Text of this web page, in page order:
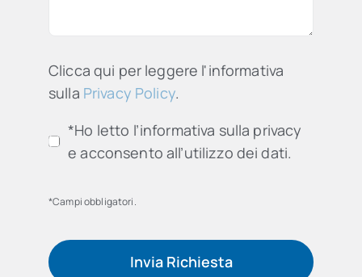
Clicca qui per leggere l'informativa
sulla Privacy Policy.
*Ho letto l’informativa sulla privacy
e acconsento all’utilizzo dei dati.
*Campi obbligatori.
Invia Richiesta